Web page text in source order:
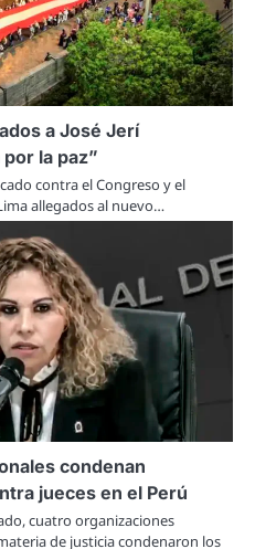
a José Jerí
la paz”
contra el Congreso y el
allegados al nuevo…
condenan
jueces en el Perú
cuatro organizaciones
de justicia condenaron los